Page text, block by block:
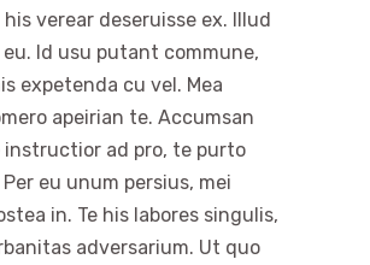
verear deseruisse ex. Illud
Id usu putant commune,
expetenda cu vel. Mea
apeirian te. Accumsan
instructior ad pro, te purto
eu unum persius, mei
in. Te his labores singulis,
adversarium. Ut quo